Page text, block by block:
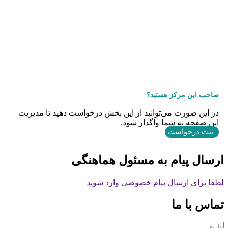
صاحب این مرکز هستید؟
در این صورت می‌توانید از این بخش درخواست دهید تا مدیریت
این صفحه به شما واگذار شود.
ثبت درخواست
ارسال پیام به مسئول هماهنگی
لطفا برای ارسال پیام خصوصی وارد شوید
تماس با ما